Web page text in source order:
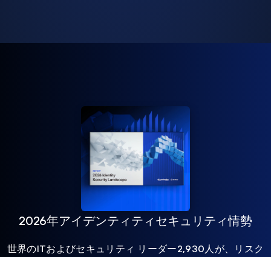
2026年アイデンティティセキュリティ情勢
世界のITおよびセキュリティ リーダー2,930人が、リスク